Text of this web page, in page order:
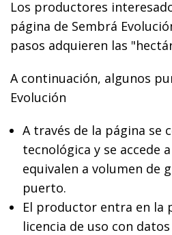
Los productores
página de Sembrá
pasos adquieren las
A continuación, algunos
Evolución
A través de la página se
tecnológica y se accede
equivalen a volumen de
puerto.
El productor entra en la
licencia de uso con